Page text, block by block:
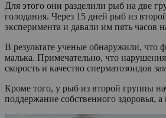
Для этого они разделили рыб на две
голодания. Через 15 дней рыб из
эксперимента и давали им пять часов
В результате ученые обнаружили, что
малька. Примечательно, что
скорость и качество сперматозоидов
Кроме того, у рыб из второй группы
поддержание собственного здоровья,